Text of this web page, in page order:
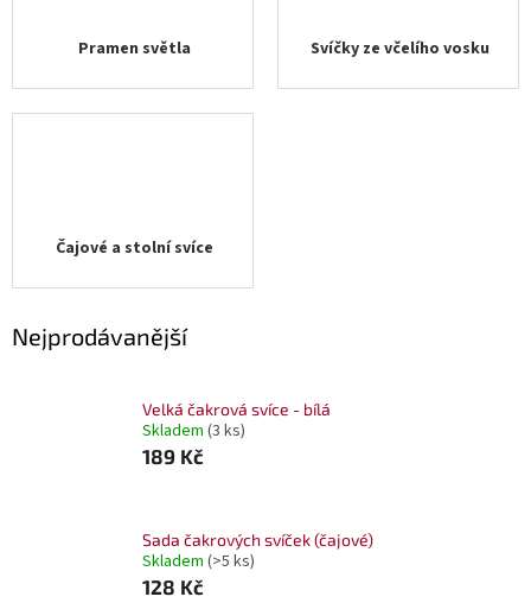
Pramen světla Svíčky ze včelího vosku
Čajové a stolní svíce
Nejprodávanější
Velká čakrová svíce - bílá
Skladem (3 ks)
189 Kč
Sada čakrových svíček (čajové)
Skladem (>5 ks)
128 Kč